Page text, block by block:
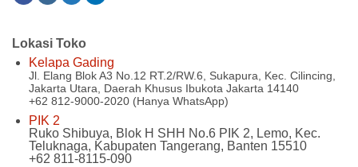
Lokasi Toko
Kelapa Gading
Jl. Elang Blok A3 No.12 RT.2/RW.6, Sukapura, Kec. Cilincing,
Jakarta Utara, Daerah Khusus Ibukota Jakarta 14140
+62 812-9000-2020 (Hanya WhatsApp)
PIK 2
Ruko Shibuya, Blok H SHH No.6 PIK 2, Lemo, Kec.
Teluknaga, Kabupaten Tangerang, Banten 15510
+62 811-8115-090